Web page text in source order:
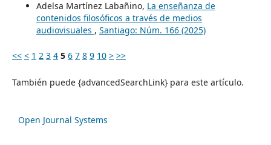
Adelsa Martínez Labañino, La enseñanza de
contenidos filosóficos a través de medios
audiovisuales , Santiago: Núm. 166 (2025)
<< < 1 2 3 4 5 6 7 8 9 10 > >>
También puede {advancedSearchLink} para este artículo.
Open Journal Systems